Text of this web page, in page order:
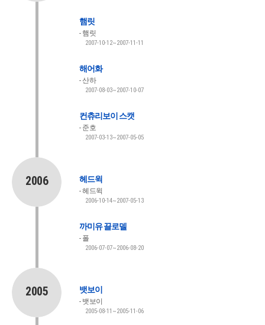
햄릿
햄릿
2007-10-12~2007-11-11
해어화
산하
2007-08-03~2007-10-07
컨츄리보이 스캣
준호
2007-03-13~2007-05-05
2006 헤드윅
헤드윅
2006-10-14~2007-05-13
까미유 끌로델
폴
2006-07-07~2006-08-20
2005 뱃보이
뱃보이
2005-08-11~2005-11-06